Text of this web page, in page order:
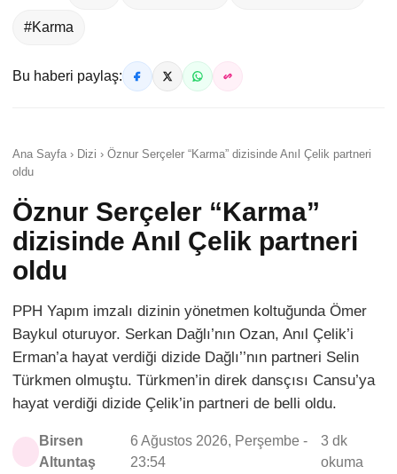
#Karma
Bu haberi paylaş:
Ana Sayfa › Dizi › Öznur Serçeler “Karma” dizisinde Anıl Çelik partneri
oldu
Öznur Serçeler “Karma”
dizisinde Anıl Çelik partneri
oldu
PPH Yapım imzalı dizinin yönetmen koltuğunda Ömer
Baykul oturuyor. Serkan Dağlı’nın Ozan, Anıl Çelik’i
Erman’a hayat verdiği dizide Dağlı’’nın partneri Selin
Türkmen olmuştu. Türkmen’in direk dansçısı Cansu’ya
hayat verdiği dizide Çelik’in partneri de belli oldu.
Birsen
Altuntaş
6 Ağustos 2026, Perşembe -
23:54
3 dk
okuma